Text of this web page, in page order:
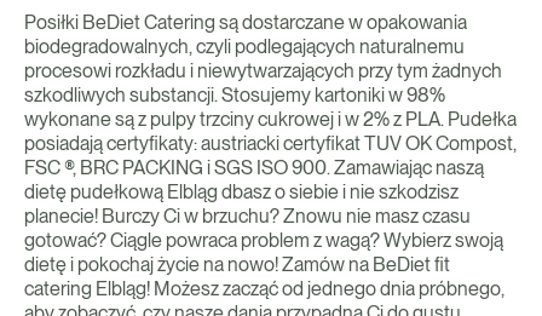
Posiłki BeDiet Catering są dostarczane w opakowania
biodegradowalnych, czyli podlegających naturalnemu
procesowi rozkładu i niewytwarzających przy tym żadnych
szkodliwych substancji. Stosujemy kartoniki w 98%
wykonane są z pulpy trzciny cukrowej i w 2% z PLA. Pudełka
posiadają certyfikaty: austriacki certyfikat TUV OK Compost,
FSC ®, BRC PACKING i SGS ISO 900. Zamawiając naszą
dietę pudełkową Elbląg dbasz o siebie i nie szkodzisz
planecie! Burczy Ci w brzuchu? Znowu nie masz czasu
gotować? Ciągle powraca problem z wagą? Wybierz swoją
dietę i pokochaj życie na nowo! Zamów na BeDiet fit
catering Elbląg! Możesz zacząć od jednego dnia próbnego,